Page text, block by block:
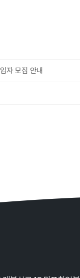
자 모집 안내